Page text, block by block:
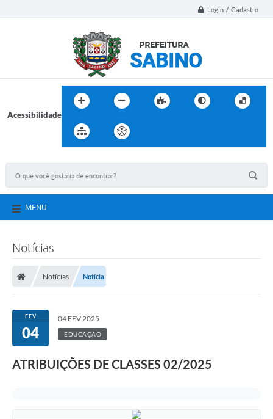
Login / Cadastro
Acessibilidade
MENU
Notícias
Notícias Notícia
FEV
04
04 FEV 2025
EDUCAÇÃO
ATRIBUIÇÕES DE CLASSES 02/2025